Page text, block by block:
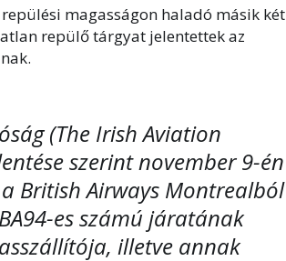
magasságon haladó másik két
repülő tárgyat jelentettek az
(The Irish Aviation
szerint november 9-én
British Airways Montrealból
es számú járatának
illetve annak